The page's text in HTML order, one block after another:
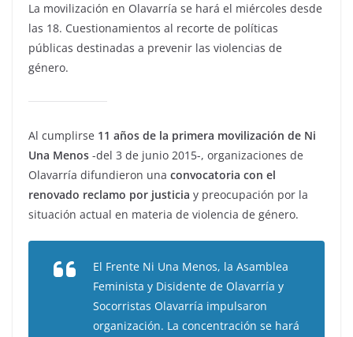
La movilización en Olavarría se hará el miércoles desde
las 18. Cuestionamientos al recorte de políticas
públicas destinadas a prevenir las violencias de
género.
Al cumplirse 11 años de la primera movilización de Ni
Una Menos -del 3 de junio 2015-, organizaciones de
Olavarría difundieron una convocatoria con el
renovado reclamo por justicia y preocupación por la
situación actual en materia de violencia de género.
El Frente Ni Una Menos, la Asamblea
Feminista y Disidente de Olavarría y
Socorristas Olavarría impulsaron
organización. La concentración se hará